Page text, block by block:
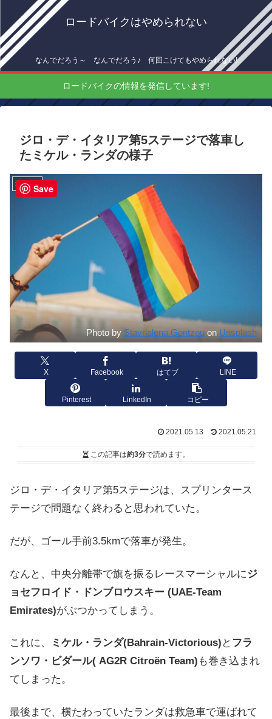
ロードバイクはやめられない
なんでだろう～ なんでだろう♪ 何回こけてもやめられない!
ロードバイクの情報を発信しています!
ジロ・デ・イタリア第5ステージで落車し
たミケル・ランダの様子
海外情報
Photo by Stavrialena Gontzouon Unsplash
X Facebook はてブ LINE
Pinterest LinkedIn コピー
2021.05.13 2021.05.21
この記事は約3分で読めます。
ジロ・デ・イタリア第5ステージは、スプリンタース
テージで問題なく終わると思われていた。
だが、ゴール手前3.5kmで落車が発生。
なんと、中央分離帯で旗を振るレースマーシャルにジ
ョセフロイド・ドンブロウスキー (UAE-Team
Emirates)がぶつかってしまう。
これに、 ミケル・ランダ(Bahrain-Victorious) と フラ
ンソワ・ビダール( AG2R Citroën Team) も巻き込まれ
てしまった。
最後まで、横たわっていたランダは救急車で運ばれて
Save